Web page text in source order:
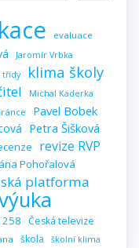
evaluace
Jaromír Vrbka
třídy klima školy
Michal Kaderka
Pavel Bobek
Petra Šišková
revize RVP
Pohořalová
platforma
258 Česká televize
škola školní klima